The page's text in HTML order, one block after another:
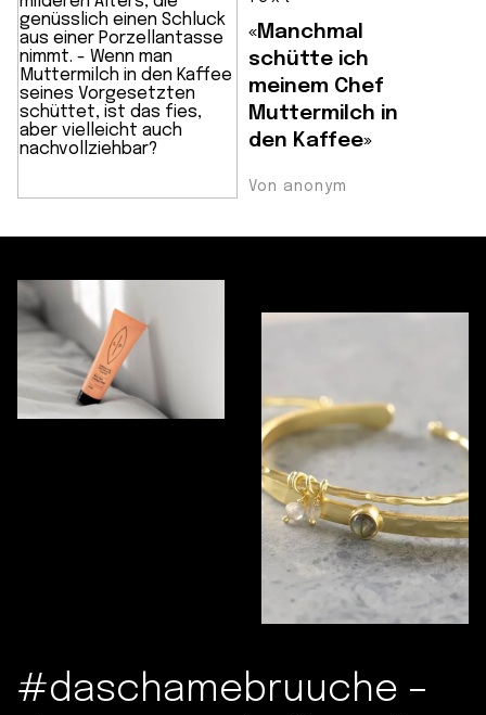
«Manchmal
schütte ich
meinem Chef
Muttermilch in
den Kaffee»
Von anonym
#daschamebruuche –